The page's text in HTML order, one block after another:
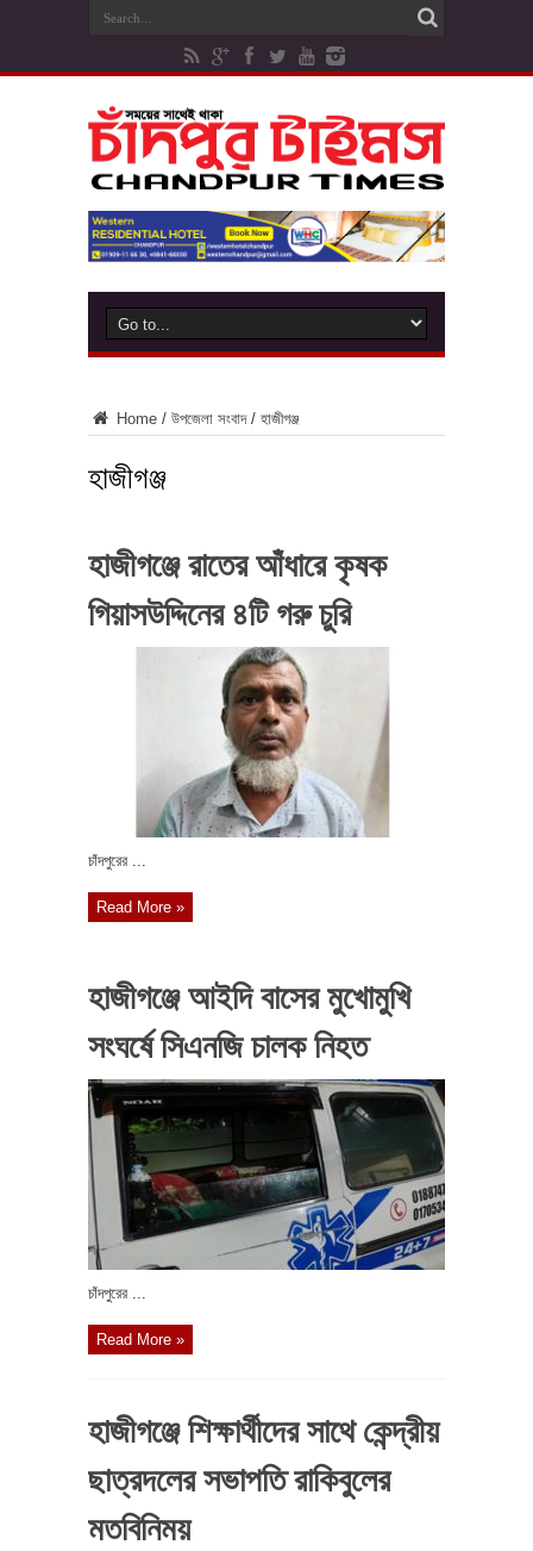
Home / উপজেলা সংবাদ / হাজীগঞ্জ
হাজীগঞ্জ
হাজীগঞ্জে রাতের আঁধারে কৃষক
গিয়াসউদ্দিনের ৪টি গরু চুরি
চাঁদপুরের ...
Read More »
হাজীগঞ্জে আইদি বাসের মুখোমুখি
সংঘর্ষে সিএনজি চালক নিহত
চাঁদপুরের ...
Read More »
হাজীগঞ্জে শিক্ষার্থীদের সাথে কেন্দ্রীয়
ছাত্রদলের সভাপতি রাকিবুলের
মতবিনিময়